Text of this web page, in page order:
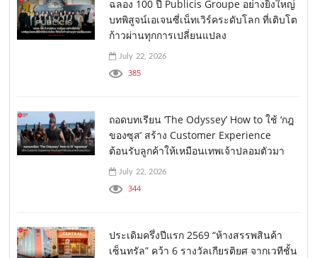
ฉลอง 100 ปี Publicis Groupe อย่างยิ่งใหญ่
บทพิสูจน์เอเจนซี่เน็ทเวิร์คระดับโลก ที่เติบโต
ก้าวผ่านทุกการเปลี่ยนแปลง
July 22, 2026
385
ถอดบทเรียน ‘The Odyssey’ How to ใช้ ‘กฎ
ของซุส’ สร้าง Customer Experience
ต้อนรับลูกค้าให้เหมือนเทพเจ้าปลอมตัวมา
July 22, 2026
344
ประเดิมครึ่งปีแรก 2569 “ห้างสรรพสินค้า
เซ็นทรัล” คว้า 6 รางวัลเกียรติยศ จากเวทีชั้น